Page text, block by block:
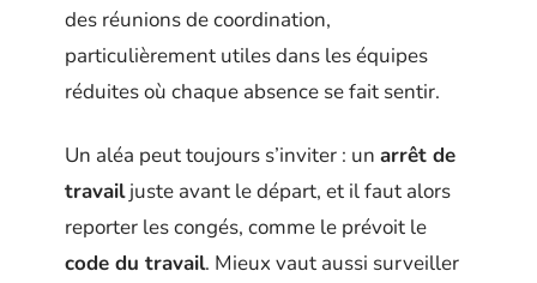
des réunions de coordination,
particulièrement utiles dans les équipes
réduites où chaque absence se fait sentir.
Un aléa peut toujours s’inviter : un arrêt de
travailjuste avant le départ, et il faut alors
reporter les congés, comme le prévoit le
code du travail. Mieux vaut aussi surveiller